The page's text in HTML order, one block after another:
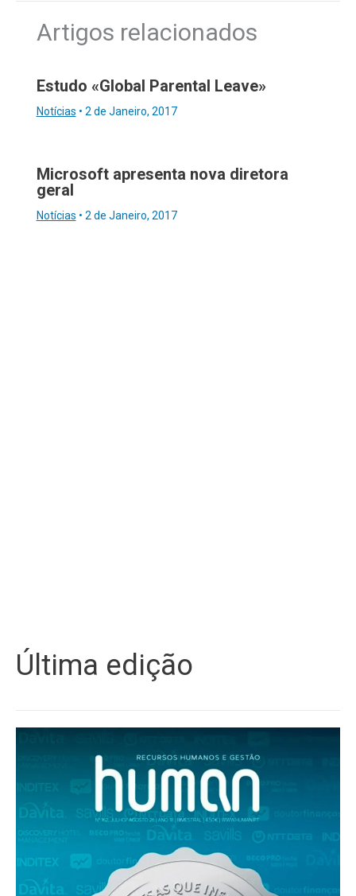
Artigos relacionados
Estudo «Global Parental Leave»
Notícias • 2 de Janeiro, 2017
Microsoft apresenta nova diretora
geral
Notícias • 2 de Janeiro, 2017
Última edição